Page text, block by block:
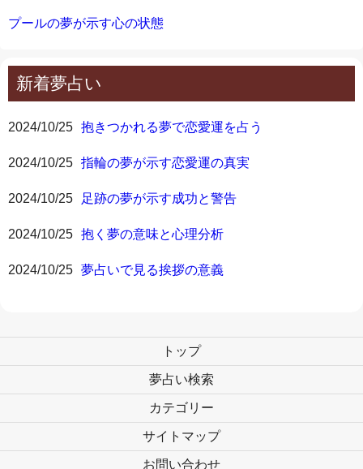
プールの夢が示す心の状態
新着夢占い
2024/10/25 抱きつかれる夢で恋愛運を占う
2024/10/25 指輪の夢が示す恋愛運の真実
2024/10/25 足跡の夢が示す成功と警告
2024/10/25 抱く夢の意味と心理分析
2024/10/25 夢占いで見る挨拶の意義
トップ
夢占い検索
カテゴリー
サイトマップ
お問い合わせ